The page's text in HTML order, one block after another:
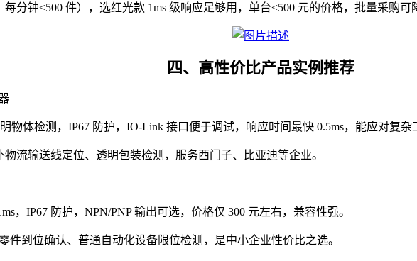
分钟≤500 件），选红光款 1ms 级响应足够用，单台≤500 元的价格，批量采购可
四、高性价比产品实例推荐
物体检测，IP67 防护，IO-Link 接口便于调试，响应时间最快 0.5ms，能应对复杂
流输送线定位、透明包装检测，服务西门子、比亚迪等企业。
，IP67 防护，NPN/PNP 输出可选，价格仅 300 元左右，兼容性强。
件到位确认、普通自动化设备限位检测，是中小企业性价比之选。